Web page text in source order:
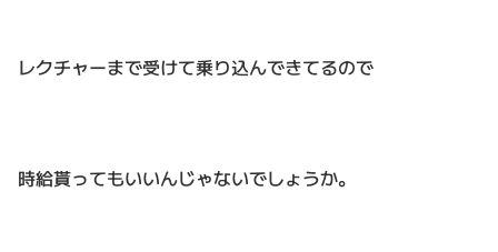
レクチャーまで受けて乗り込んできてるので
時給貰ってもいいんじゃないでしょうか。